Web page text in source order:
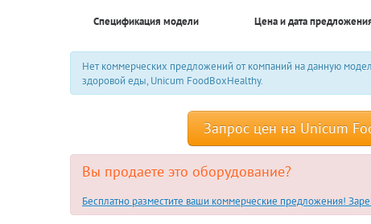
Спецификация модели Цена и дата
Нет коммерческих предложений от компаний на данную
здоровой еды, Unicum FoodBoxHealthy.
Запрос цен на Unicum
Вы продаете это оборудование?
Бесплатно разместите ваши коммерческие предложения!